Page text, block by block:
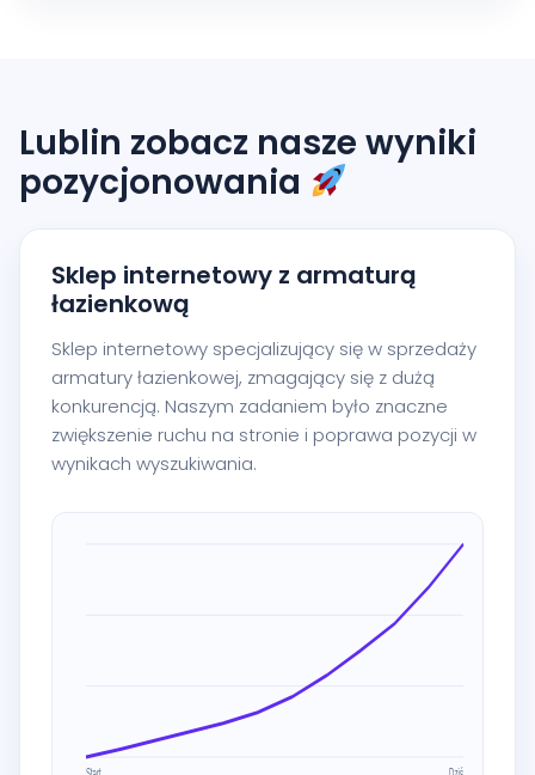
Lublin zobacz nasze wyniki
pozycjonowania
Sklep internetowy z armaturą
łazienkową
Sklep internetowy specjalizujący się w sprzedaży
armatury łazienkowej, zmagający się z dużą
konkurencją. Naszym zadaniem było znaczne
zwiększenie ruchu na stronie i poprawa pozycji w
wynikach wyszukiwania.